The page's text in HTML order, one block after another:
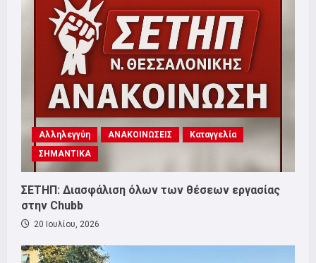
Αλληλεγγύη ΑΝΑΚΟΙΝΩΣΕΙΣ
Καταγγελία
ΣΗΜΑΝΤΙΚΑ
ΣΕΤΗΠ: Διασφάλιση όλων των θέσεων εργασίας
στην Chubb
20 Ιουλίου, 2026